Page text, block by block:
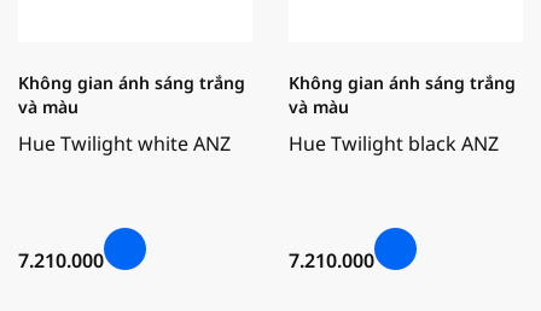
Không gian ánh sáng trắng
và màu
Hue Twilight white ANZ
7.210.000
Không gian ánh sáng trắng
và màu
Hue Twilight black ANZ
7.210.000